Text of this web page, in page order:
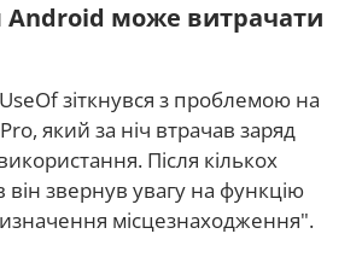
Android може витрачати
зіткнувся з проблемою на
який за ніч втрачав заряд
Після кількох
він звернув увагу на функцію
місцезнаходження".